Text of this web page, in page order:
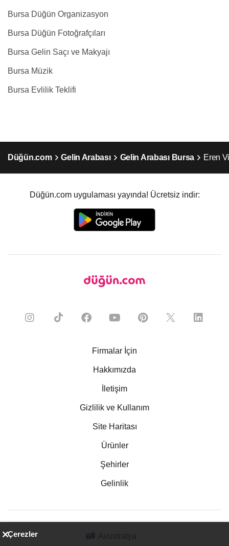
Bursa Düğün Organizasyon
Bursa Düğün Fotoğrafçıları
Bursa Gelin Saçı ve Makyajı
Bursa Müzik
Bursa Evlilik Teklifi
Düğün.com Gelin Arabası Gelin Arabası Bursa Eren
Düğün.com uygulaması yayında! Ücretsiz indir:
Firmalar İçin
Hakkımızda
İletişim
Gizlilik ve Kullanım
Site Haritası
Ürünler
Şehirler
Gelinlik
Çerezler